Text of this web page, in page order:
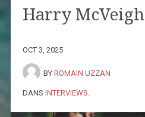
Harry McVeigh
OCT 3, 2025
BY ROMAIN UZZAN
DANS INTERVIEWS